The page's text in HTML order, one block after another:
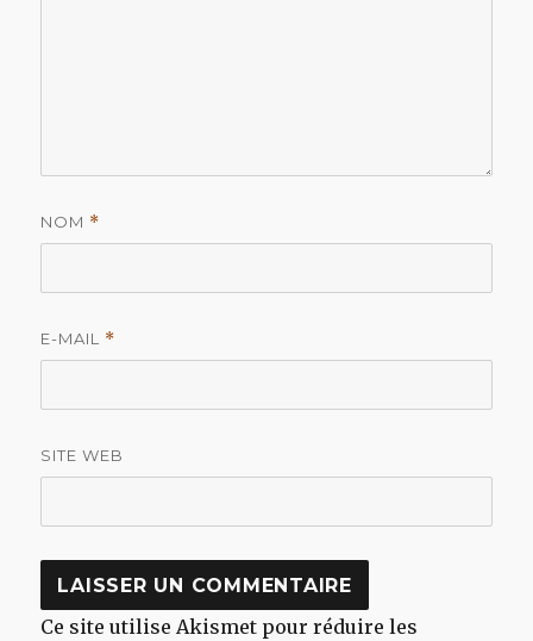
NOM *
E-MAIL *
SITE WEB
Ce site utilise Akismet pour réduire les